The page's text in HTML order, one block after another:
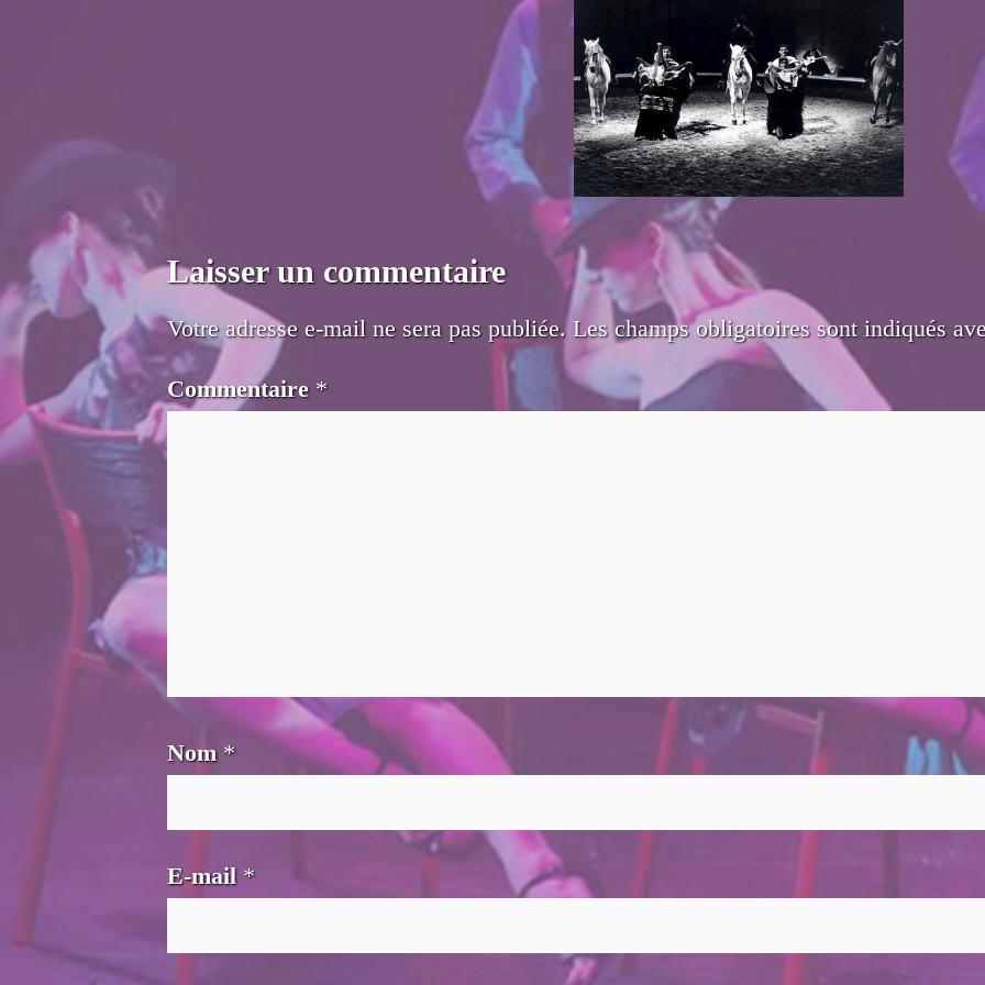
Laisser un commentaire
Votre adresse e-mail ne sera pas publiée. Les champs obligatoires sont indiqués
Commentaire *
Nom *
E-mail *